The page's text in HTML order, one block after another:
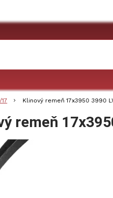
17 Klinový remeň 17x3950 3990
remeň